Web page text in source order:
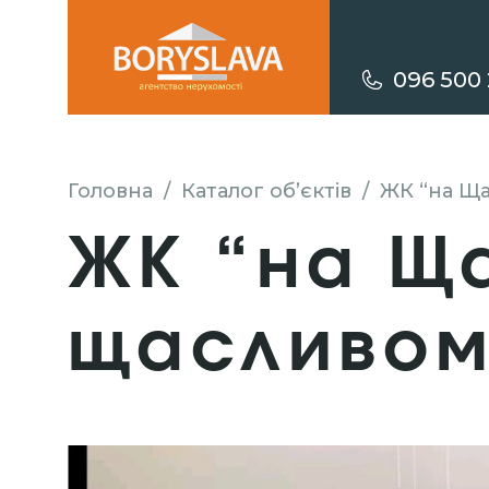
096 500
Головна / Каталог об’єктів / ЖК “на
ЖК “на